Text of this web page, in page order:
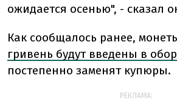
ожидается осенью", - сказал
Как сообщалось ранее,
гривень будут введены в
постепенно заменят купюры.
РЕКЛАМА: